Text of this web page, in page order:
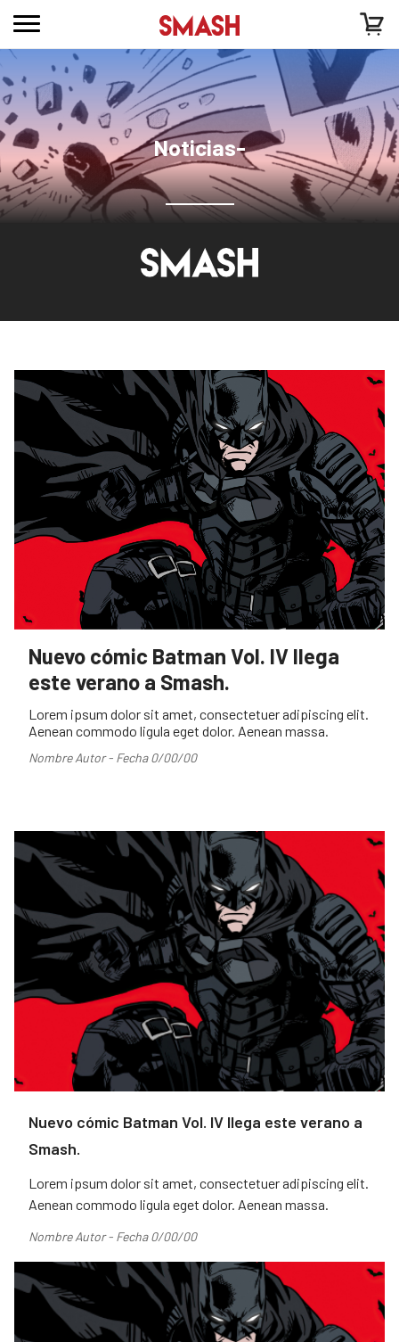
Noticias-
Nuevo cómic Batman Vol. IV llega
este verano a Smash.
Lorem ipsum dolor sit amet, consectetuer adipiscing elit.
Aenean commodo ligula eget dolor. Aenean massa.
Nombre Autor - Fecha 0/00/00
Nuevo cómic Batman Vol. IV llega este verano a
Smash.
Lorem ipsum dolor sit amet, consectetuer adipiscing elit.
Aenean commodo ligula eget dolor. Aenean massa.
Nombre Autor - Fecha 0/00/00